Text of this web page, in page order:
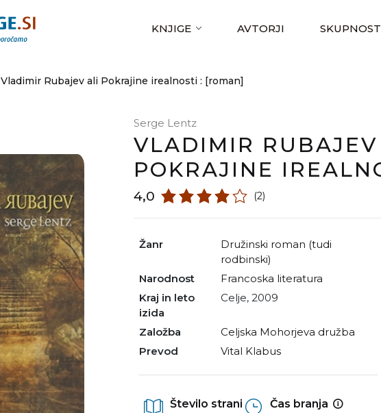
KNJIGE AVTORJI SKUPNOST
Vladimir Rubajev ali Pokrajine irealnosti : [roman]
Serge Lentz
VLADIMIR
POKRAJINE
4,0 (2)
Žanr
družinski roman (tudi
rodbinski)
Narodnost
francoska literatura
Kraj in leto
izida
Celje, 2009
Založba
Celjska Mohorjeva družba
Prevod
Vital Klabus
Število strani
Čas branja